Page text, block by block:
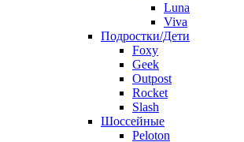
Luna
Viva
Подростки/Дети
Foxy
Geek
Outpost
Rocket
Slash
Шоссейные
Peloton